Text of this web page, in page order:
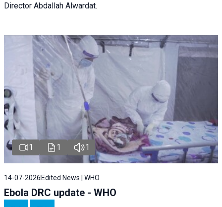
Director Abdallah Alwardat.
1 1 1
14-07-2026 Edited News | WHO
Ebola DRC update - WHO